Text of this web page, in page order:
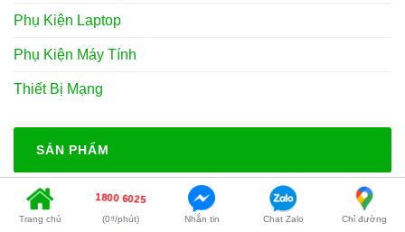
Phụ Kiện Laptop
Phụ Kiện Máy Tính
Thiết Bị Mạng
SẢN PHẨM
Loa Laptop APPLE MacBook Pro A1706,
A1708, A1707 - Thay Loa Lấy Liền Giá Rẻ
Trang chủ
1800 6025
(0₫/phút) Nhắn tin Chat Zalo Chỉ đường